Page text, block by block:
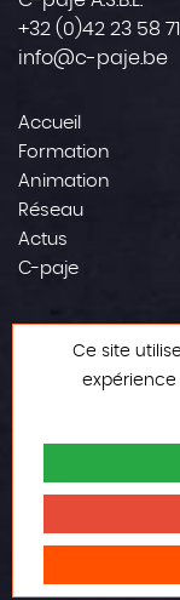
+32 (0)42 23 58 71
info@c-paje.be
Accueil
Formation
Animation
Réseau
Actus
C-paje
© Tous droits
Ce site
expérience